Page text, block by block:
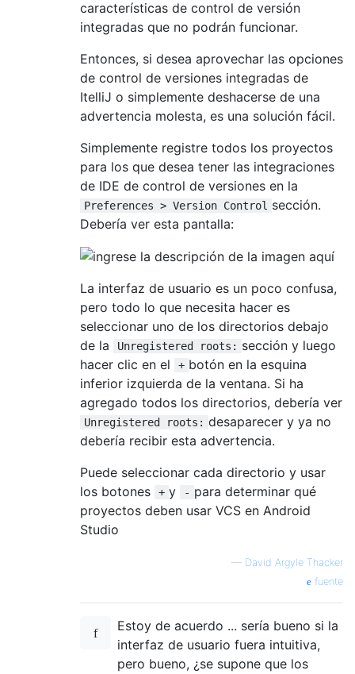
características de control de versión
integradas que no podrán funcionar.
Entonces, si desea aprovechar las opciones
de control de versiones integradas de
ItelliJ o simplemente deshacerse de una
advertencia molesta, es una solución fácil.
Simplemente registre todos los proyectos
para los que desea tener las integraciones
de IDE de control de versiones en la
Preferences > Version Control sección.
Debería ver esta pantalla:
La interfaz de usuario es un poco confusa,
pero todo lo que necesita hacer es
seleccionar uno de los directorios debajo
de la
Unregistered roots: sección y luego
hacer clic en el
+ botón en la esquina
inferior izquierda de la ventana. Si ha
agregado todos los directorios, debería ver
Unregistered roots: desaparecer y ya no
debería recibir esta advertencia.
Puede seleccionar cada directorio y usar
los botones
+ y - para determinar qué
proyectos deben usar VCS en Android
Studio
— David Argyle Thacker
fuente
Estoy de acuerdo ... sería bueno si la
interfaz de usuario fuera intuitiva,
pero bueno, ¿se supone que los